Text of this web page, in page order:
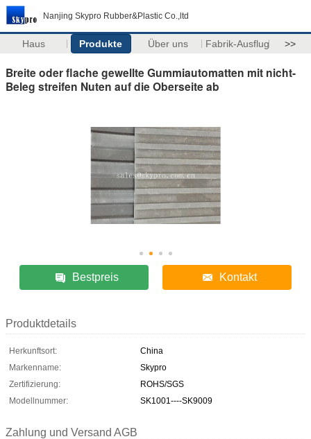
Nanjing Skypro Rubber&Plastic Co.,ltd
Haus Produkte Über uns Fabrik-Ausflug >>
Breite oder flache gewellte Gummiautomatten mit nicht-
Beleg streifen Nuten auf die Oberseite ab
Bestpreis Kontakt
Produktdetails
Herkunftsort:
China
Markenname:
Skypro
Zertifizierung:
ROHS/SGS
Modellnummer:
SK1001----SK9009
Zahlung und Versand AGB